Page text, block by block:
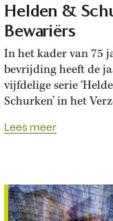
Helden &
Bewariërs
In het kader van 75
bevrijding heeft de
vijfdelige serie
Schurken’ in het
toen…’, over de
op van feest en
van ‘ze leefden nog
gelukkig’....
Lees meer